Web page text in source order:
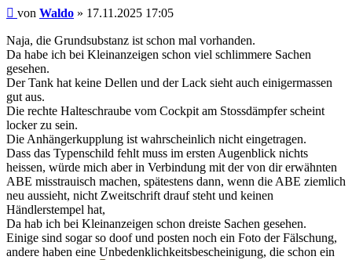
Beitrag
von Waldo » 17.11.2025 17:05
Naja, die Grundsubstanz ist schon mal vorhanden.
Da habe ich bei Kleinanzeigen schon viel schlimmere Sachen
gesehen.
Der Tank hat keine Dellen und der Lack sieht auch einigermassen
gut aus.
Die rechte Halteschraube vom Cockpit am Stossdämpfer scheint
locker zu sein.
Die Anhängerkupplung ist wahrscheinlich nicht eingetragen.
Dass das Typenschild fehlt muss im ersten Augenblick nichts
heissen, würde mich aber in Verbindung mit der von dir erwähnten
ABE misstrauisch machen, spätestens dann, wenn die ABE ziemlich
neu aussieht, nicht Zweitschrift drauf steht und keinen
Händlerstempel hat,
Da hab ich bei Kleinanzeigen schon dreiste Sachen gesehen.
Einige sind sogar so doof und posten noch ein Foto der Fälschung,
andere haben eine Unbedenklichkeitsbescheinigung, die schon ein